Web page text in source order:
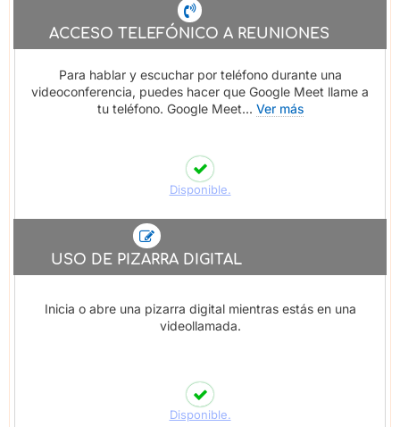
ACCESO TELEFÓNICO A REUNIONES
Para hablar y escuchar por teléfono durante una
videoconferencia, puedes hacer que Google Meet llame a
tu teléfono. Google Meet... Ver más
Disponible.
USO DE PIZARRA DIGITAL
Inicia o abre una pizarra digital mientras estás en una
videollamada.
Disponible.